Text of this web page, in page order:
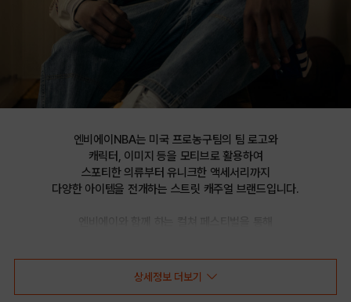
엔비에이NBA는 미국 프로농구팀의 팀 로고와
캐릭터, 이미지 등을 모티브로 활용하여
스포티한 의류부터 유니크한 액세서리까지
다양한 아이템을 전개하는 스트릿 캐주얼 브랜드입니다.
상세정보 더보기